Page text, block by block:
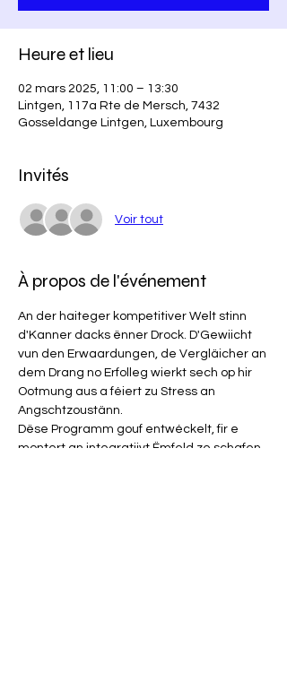
Heure et lieu
02 mars 2025, 11:00 – 13:30
Lintgen, 117a Rte de Mersch, 7432
Gosseldange Lintgen, Luxembourg
Invités
Voir tout
À propos de l'événement
An der haiteger kompetitiver Welt stinn
d'Kanner dacks ënner Drock. D'Gewiicht
vun den Erwaardungen, de Vergläicher an
dem Drang no Erfolleg wierkt sech op hir
Ootmung aus a féiert zu Stress an
Angschtzoustänn.
Dëse Programm gouf entwéckelt, fir e
montert an integratiivt Ëmfeld ze schafen,